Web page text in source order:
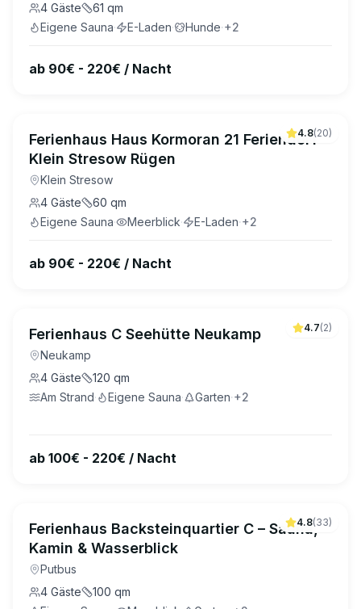
4 Gäste 61 qm
Eigene Sauna· E-Laden· Hunde·+2
ab 90€ - 220€ / Nacht
4.8(20)
Ferienhaus Haus Kormoran 21 Feriendorf
Klein Stresow Rügen
Klein Stresow
4 Gäste 60 qm
Eigene Sauna· Meerblick· E-Laden·+2
ab 90€ - 220€ / Nacht
4.7(2)
Ferienhaus C Seehütte Neukamp
Neukamp
4 Gäste 120 qm
Am Strand· Eigene Sauna· Garten·+2
ab 100€ - 220€ / Nacht
4.8(33)
Ferienhaus Backsteinquartier C – Sauna,
Kamin & Wasserblick
Putbus
4 Gäste 100 qm